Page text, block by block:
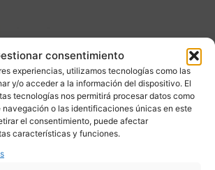
consentimiento
experiencias, utilizamos tecnologías como las
y/o acceder a la información del dispositivo. El
tecnologías nos permitirá procesar datos como
o las identificaciones únicas en este
el consentimiento, puede afectar
características y funciones.
soplando
y